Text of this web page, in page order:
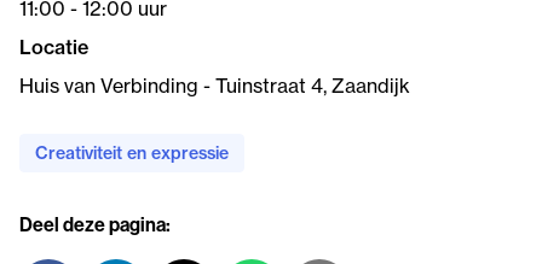
11:00 - 12:00 uur
Locatie
Huis van Verbinding - Tuinstraat 4, Zaandijk
Creativiteit en expressie
Deel deze pagina: